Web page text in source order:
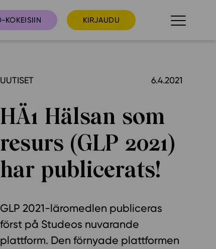
KOKEISIIN KIRJAUDU
Ota yhteyttä
UUTISET 6.4.2021
HÄ1 Hälsan som
resurs (GLP 2021)
har publicerats!
GLP 2021-läromedlen publiceras
först på Studeos nuvarande
plattform. Den förnyade plattformen